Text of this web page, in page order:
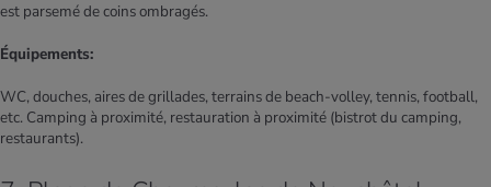
est parsemé de coins ombragés.
Équipements:
WC, douches, aires de grillades, terrains de beach-volley, tennis, football,
etc. Camping à proximité, restauration à proximité (bistrot du camping,
restaurants).